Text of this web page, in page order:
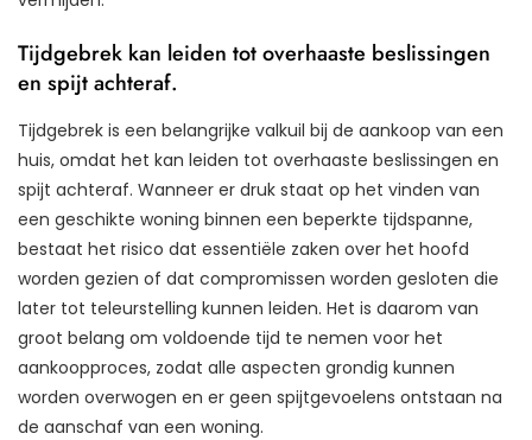
Tijdgebrek kan leiden tot overhaaste beslissingen
en spijt achteraf.
Tijdgebrek is een belangrijke valkuil bij de aankoop van een
huis, omdat het kan leiden tot overhaaste beslissingen en
spijt achteraf. Wanneer er druk staat op het vinden van
een geschikte woning binnen een beperkte tijdspanne,
bestaat het risico dat essentiële zaken over het hoofd
worden gezien of dat compromissen worden gesloten die
later tot teleurstelling kunnen leiden. Het is daarom van
groot belang om voldoende tijd te nemen voor het
aankoopproces, zodat alle aspecten grondig kunnen
worden overwogen en er geen spijtgevoelens ontstaan na
de aanschaf van een woning.